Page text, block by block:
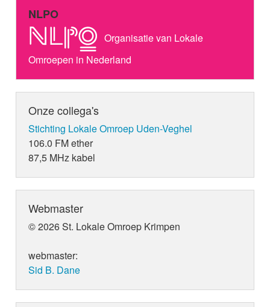
NLPO
Organisatie van Lokale
Omroepen in Nederland
Onze collega's
Stichting Lokale Omroep Uden-Veghel
106.0 FM ether
87,5 MHz kabel
Webmaster
© 2026 St. Lokale Omroep Krimpen
webmaster:
Sid B. Dane